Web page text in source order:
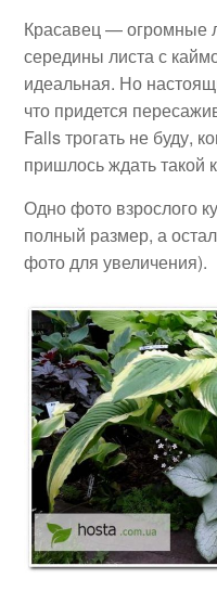
Красавец — огромные
середины листа с
идеальная. Но
что придется
Falls трогать не буду,
пришлось ждать такой
Одно фото взрослого
полный размер, а
фото для увеличения).